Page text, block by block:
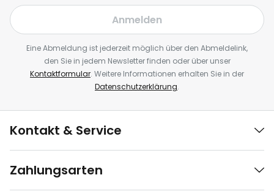
Anmelden
Eine Abmeldung ist jederzeit möglich über den Abmeldelink,
den Sie in jedem Newsletter finden oder über unser
Kontaktformular. Weitere Informationen erhalten Sie in der
Datenschutzerklärung.
Kontakt & Service
Zahlungsarten